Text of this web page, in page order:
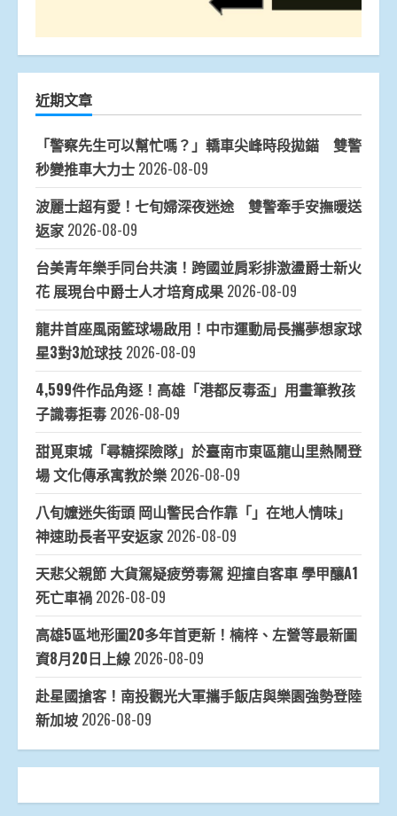
近期文章
「警察先生可以幫忙嗎？」轎車尖峰時段拋錨 雙警
秒變推車大力士 2026-08-09
波麗士超有愛！七旬婦深夜迷途 雙警牽手安撫暖送
返家 2026-08-09
台美青年樂手同台共演！跨國並肩彩排激盪爵士新火
花 展現台中爵士人才培育成果 2026-08-09
龍井首座風雨籃球場啟用！中市運動局長攜夢想家球
星3對3尬球技 2026-08-09
4,599件作品角逐！高雄「港都反毒盃」用畫筆教孩
子識毒拒毒 2026-08-09
甜覓東城「尋糖探險隊」於臺南市東區龍山里熱鬧登
場 文化傳承寓教於樂 2026-08-09
八旬嬤迷失街頭 岡山警民合作靠「」在地人情味」
神速助長者平安返家 2026-08-09
天悲父親節 大貨駕疑疲勞毒駕 迎撞自客車 學甲釀A1
死亡車禍 2026-08-09
高雄5區地形圖20多年首更新！楠梓、左營等最新圖
資8月20日上線 2026-08-09
赴星國搶客！南投觀光大軍攜手飯店與樂園強勢登陸
新加坡 2026-08-09